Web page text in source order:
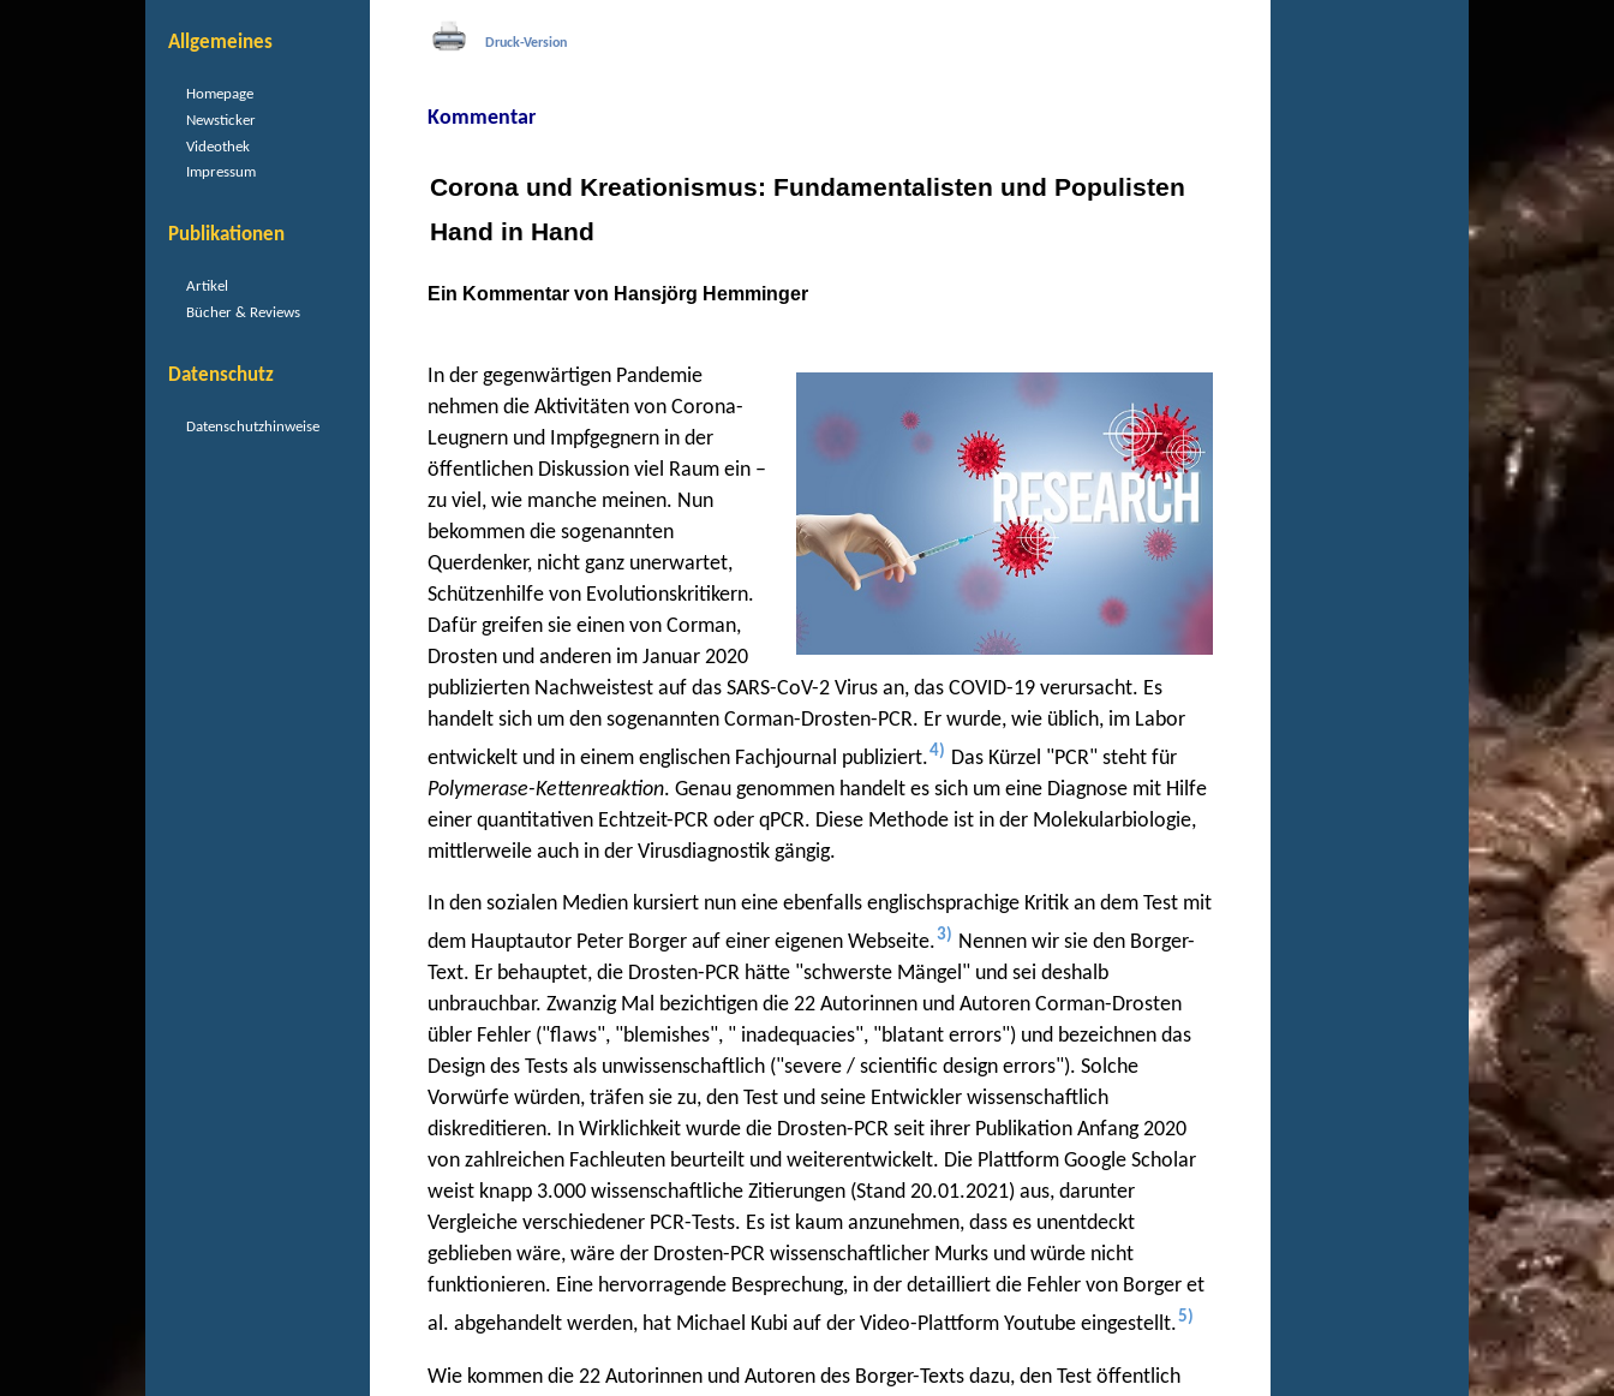
Allgemeines
Homepage
Newsticker
Videothek
Impressum
Publikationen
Artikel
Bücher & Reviews
Datenschutz
Datenschutzhinweise
Druck-Version
Kommentar
Corona und Kreationismus: Fundamentalisten und Populisten
Hand in Hand
Ein Kommentar von Hansjörg Hemminger
In der gegenwärtigen Pandemie
nehmen die Aktivitäten von Corona-
Leugnern und Impfgegnern in der
öffentlichen Diskussion viel Raum ein –
zu viel, wie manche meinen. Nun
bekommen die sogenannten
Querdenker, nicht ganz unerwartet,
Schützenhilfe von Evolutionskritikern.
Dafür greifen sie einen von Corman,
Drosten und anderen im Januar 2020
publizierten Nachweistest auf das SARS-CoV-2 Virus an, das COVID-19 verursacht. Es
handelt sich um den sogenannten Corman-Drosten-PCR. Er wurde, wie üblich, im Labor
entwickelt und in einem englischen Fachjournal publiziert.4) Das Kürzel "PCR" steht für
Polymerase-Kettenreaktion. Genau genommen handelt es sich um eine Diagnose mit Hilfe
einer quantitativen Echtzeit-PCR oder qPCR. Diese Methode ist in der Molekularbiologie,
mittlerweile auch in der Virusdiagnostik gängig.
In den sozialen Medien kursiert nun eine ebenfalls englischsprachige Kritik an dem Test mit
dem Hauptautor Peter Borger auf einer eigenen Webseite.3) Nennen wir sie den Borger-
Text. Er behauptet, die Drosten-PCR hätte "schwerste Mängel" und sei deshalb
unbrauchbar. Zwanzig Mal bezichtigen die 22 Autorinnen und Autoren Corman-Drosten
übler Fehler ("flaws", "blemishes", " inadequacies", "blatant errors") und bezeichnen das
Design des Tests als unwissenschaftlich ("severe / scientific design errors"). Solche
Vorwürfe würden, träfen sie zu, den Test und seine Entwickler wissenschaftlich
diskreditieren. In Wirklichkeit wurde die Drosten-PCR seit ihrer Publikation Anfang 2020
von zahlreichen Fachleuten beurteilt und weiterentwickelt. Die Plattform Google Scholar
weist knapp 3.000 wissenschaftliche Zitierungen (Stand 20.01.2021) aus, darunter
Vergleiche verschiedener PCR-Tests. Es ist kaum anzunehmen, dass es unentdeckt
geblieben wäre, wäre der Drosten-PCR wissenschaftlicher Murks und würde nicht
funktionieren. Eine hervorragende Besprechung, in der detailliert die Fehler von Borger et
al. abgehandelt werden, hat Michael Kubi auf der Video-Plattform Youtube eingestellt.5)
Wie kommen die 22 Autorinnen und Autoren des Borger-Texts dazu, den Test öffentlich